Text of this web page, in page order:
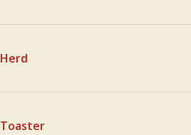
Herd
Toaster